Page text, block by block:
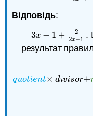
Відповідь:
3x − 1 +
2
2x−1
3x −1 + 22 x−1 .
результат
quotient× divisor+